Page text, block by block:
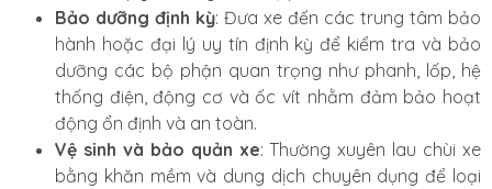
Bảo dưỡng định kỳ: Đưa xe đến các trung tâm bảo
hành hoặc đại lý uy tín định kỳ để kiểm tra và bảo
dưỡng các bộ phận quan trọng như phanh, lốp, hệ
thống điện, động cơ và ốc vít nhằm đảm bảo hoạt
động ổn định và an toàn.
Vệ sinh và bảo quản xe: Thường xuyên lau chùi xe
bằng khăn mềm và dung dịch chuyên dụng để loại